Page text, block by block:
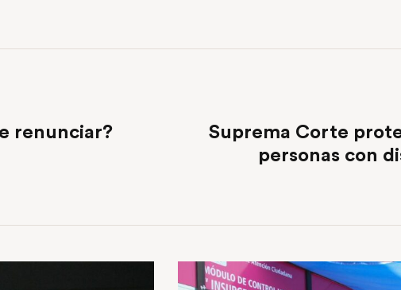
renunciar?
Suprema Corte
personas con